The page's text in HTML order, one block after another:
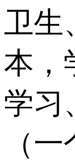
卫生
本，
学习
（